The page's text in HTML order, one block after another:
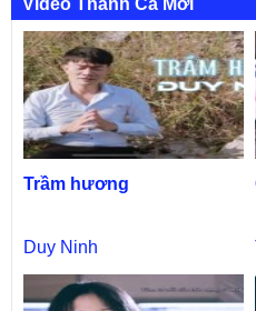
Video Thánh Ca Mới
Trầm hương
Duy Ninh